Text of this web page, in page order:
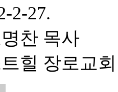
2-27.
찬 목사
힐 장로교회